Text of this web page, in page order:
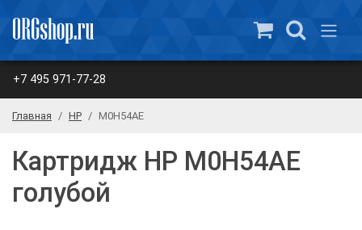
+7 495 971-77-28
Главная HP M0H54AE
Картридж HP M0H54AE
голубой